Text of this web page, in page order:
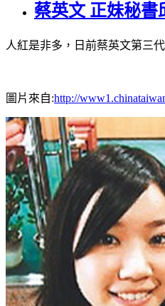
蔡英文 正妹秘書
人紅是非多，日前蔡英文第三
圖片來自:http://